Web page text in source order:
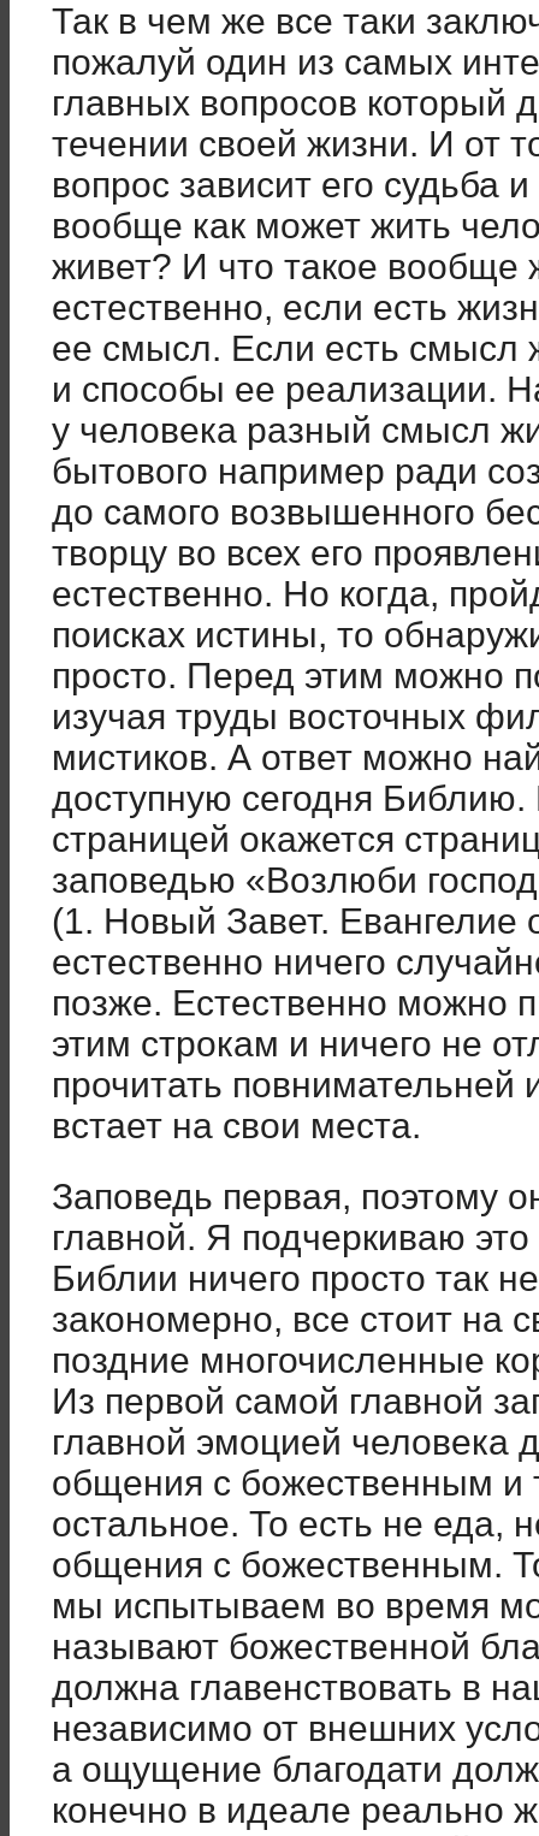
Так в чем же все таки
пожалуй один из самых
главных вопросов который
течении своей жизни. И от
вопрос зависит его судьба
вообще как может жить
живет? И что такое вообще
естественно, если есть
ее смысл. Если есть смысл
и способы ее реализации.
у человека разный смысл
бытового например ради
до самого возвышенного
творцу во всех его
естественно. Но когда,
поисках истины, то
просто. Перед этим можно
изучая труды восточных
мистиков. А ответ можно
доступную сегодня
страницей окажется
заповедью «Возлюби
(1. Новый Завет. Евангелие
естественно ничего
позже. Естественно можно
этим строкам и ничего не
прочитать повнимательней
встает на свои места.
Заповедь первая, поэтому
главной. Я подчеркиваю
Библии ничего просто так
закономерно, все стоит на
поздние многочисленные
Из первой самой главной
главной эмоцией человека
общения с божественным и
остальное. То есть не еда,
общения с божественным.
мы испытываем во время
называют божественной
должна главенствовать в
независимо от внешних
а ощущение благодати
конечно в идеале реально